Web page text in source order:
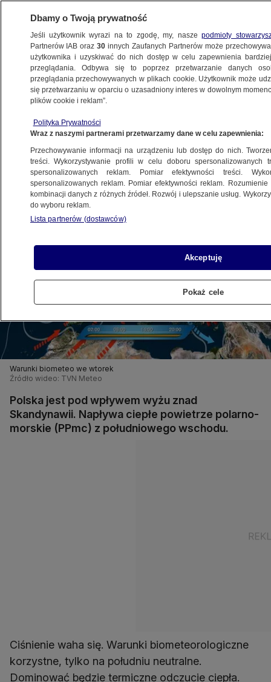
METEO
NAJNOWSZE
ciepła
16.09.2014, 06:43
Udostępnij
Warunki biometeo we wtorek
Źródło wideo: TVN Meteo
Polska jest pod wpływem wyżu znad
Skandynawii. Napływa ciepłe powietrze polarno-
morskie (PPmc) z południowego wschodu.
Ciśnienie waha się. Warunki biometeorologiczne
korzystne, tylko na południu neutralne.
Dominować będzie termiczne odczucie ciepła.
Dbamy o Twoją prywatność
Jeśli użytkownik wyrazi na to zgodę, my, naszepodmioty
Partnerów IAB oraz30 innych Zaufanych Partnerów może
użytkownika i uzyskiwać do nich dostęp w celu zapewnienia
przeglądania. Odbywa się to poprzez przetwarzanie danych
przeglądania przechowywanych w plikach cookie. Użytkownik może
się przetwarzaniu w oparciu o uzasadniony interes w dowolnym
plików cookie i reklam”.
Polityka Prywatności
Wraz z naszymi partnerami przetwarzamy dane w celu zapewnienia:
Przechowywanie informacji na urządzeniu lub dostęp do nich.
treści. Wykorzystywanie profili w celu doboru spersonalizowanych
spersonalizowanych reklam. Pomiar efektywności treści.
spersonalizowanych reklam. Pomiar efektywności reklam.
kombinacji danych z różnych źródeł. Rozwój i ulepszanie usług.
do wyboru reklam.
Lista partnerów (dostawców)
Akceptuję
Pokaż cele